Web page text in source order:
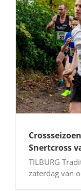
Snertcross
TILBURG
zaterdag van